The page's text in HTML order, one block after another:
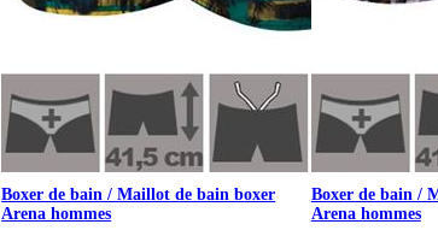
Boxer de bain / Maillot de bain boxer
Arena hommes
Boxer de bain /
Arena hommes